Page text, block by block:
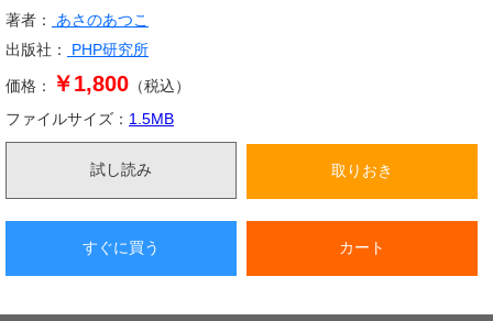
著者：
あさのあつこ
出版社：
PHP研究所
価格： ￥1,800 （税込）
ファイルサイズ： 1.5MB
試し読み 取りおき
すぐに買う カート